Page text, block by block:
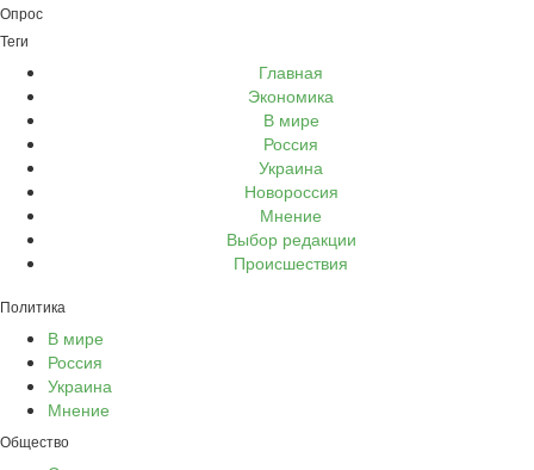
Опрос
Теги
Главная
Экономика
В мире
Россия
Украина
Новороссия
Мнение
Выбор редакции
Происшествия
Политика
В мире
Россия
Украина
Мнение
Общество